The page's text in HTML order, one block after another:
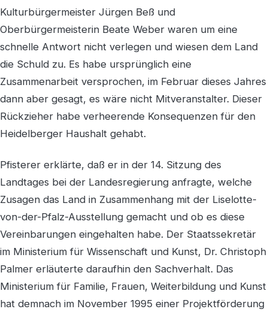
Kulturbürgermeister Jürgen Beß und
Oberbürgermeisterin Beate Weber waren um eine
schnelle Antwort nicht verlegen und wiesen dem Land
die Schuld zu. Es habe ursprünglich eine
Zusammenarbeit versprochen, im Februar dieses Jahres
dann aber gesagt, es wäre nicht Mitveranstalter. Dieser
Rückzieher habe verheerende Konsequenzen für den
Heidelberger Haushalt gehabt.
Pfisterer erklärte, daß er in der 14. Sitzung des
Landtages bei der Landesregierung anfragte, welche
Zusagen das Land in Zusammenhang mit der Liselotte-
von-der-Pfalz-Ausstellung gemacht und ob es diese
Vereinbarungen eingehalten habe. Der Staatssekretär
im Ministerium für Wissenschaft und Kunst, Dr. Christoph
Palmer erläuterte daraufhin den Sachverhalt. Das
Ministerium für Familie, Frauen, Weiterbildung und Kunst
hat demnach im November 1995 einer Projektförderung